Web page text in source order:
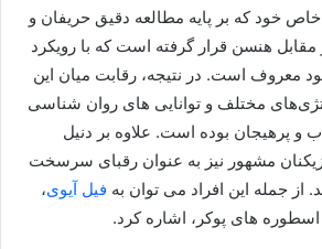
خود که بر پایه مطالعه دقیق حریفان و
هنسن قرار گرفته است که با رویکرد
معروف است. در نتیجه، رقابت میان این
مختلف و توانایی‌ های روان‌ شناسی
و پرهیجان بوده است. علاوه بر دنیل
مشهور نیز به عنوان رقبای سرسخت
جمله این افراد می‌ توان به فیل آیوی،
های پوکر، اشاره کرد.